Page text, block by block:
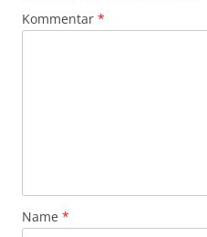
Kommentar *
Name *